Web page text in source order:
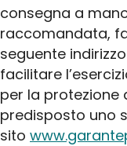
consegna a
raccomandata,
seguente indirizzo
facilitare
per la protezione
predisposto uno
sito